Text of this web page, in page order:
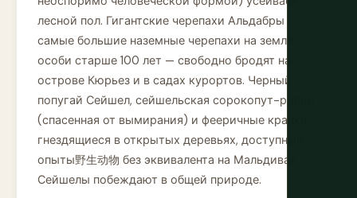
лесной пол. Гигантские черепахи Альдабры —
самые большие наземные черепахи на земле,
особи старше 100 лет — свободно бродят на
острове Кюрьез и в садах курортов. Черный
попугай Сейшел, сейшельская сорокопут-робин
(спасенная от вымирания) и фееричные крачки,
гнездящиеся в открытых деревьях, доступные
опыты野生动物 без эквивалента на Мальдивах.
Сейшелы побеждают в общей природе.